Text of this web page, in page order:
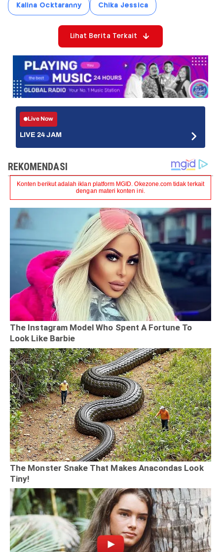
Kalina Ocktaranny Chika Jessica
Lihat Berita Terkait
Live Now
LIVE 24 JAM